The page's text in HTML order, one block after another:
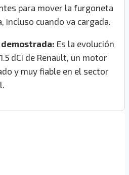
para mover la furgoneta
incluso cuando va cargada.
Es la evolución
dCi de Renault, un motor
y muy fiable en el sector